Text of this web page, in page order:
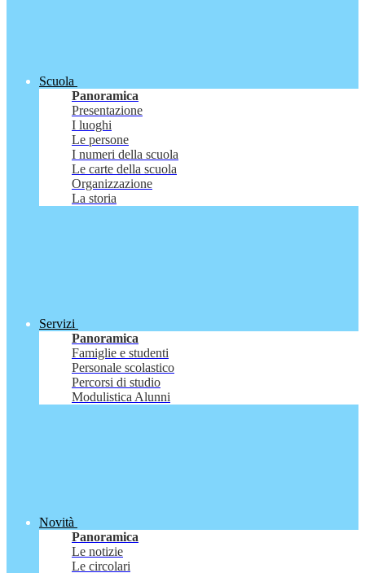
Scuola
Panoramica
Presentazione
I luoghi
Le persone
I numeri della scuola
Le carte della scuola
Organizzazione
La storia
Servizi
Panoramica
Famiglie e studenti
Personale scolastico
Percorsi di studio
Modulistica Alunni
Novità
Panoramica
Le notizie
Le circolari